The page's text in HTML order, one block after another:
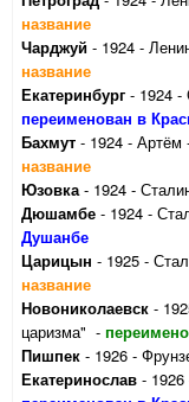
название
Чарджуй - 1924 -
название
Екатеринбург - 1924
переименован в
Бахмут - 1924 -
название
Юзовка - 1924 -
Дюшамбе - 1924 -
Душанбе
Царицын - 1925 -
название
Новониколаевск -
царизма" -
Пишпек - 1926 -
Екатеринослав -